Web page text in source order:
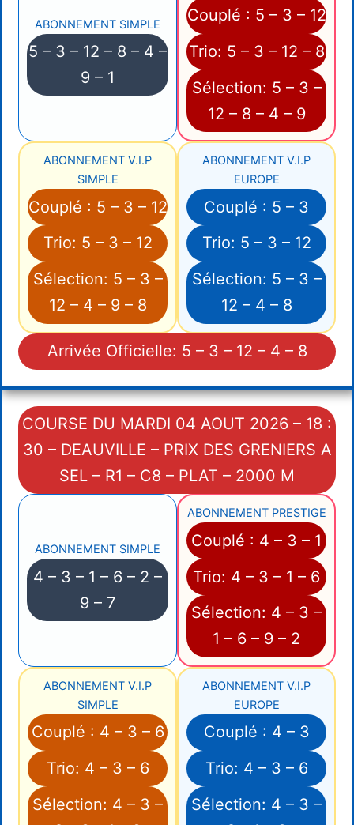
ABONNEMENT SIMPLE
5 – 3 – 12 – 8 – 4 –
9 – 1
Couplé : 5 – 3 – 12
Trio: 5 – 3 – 12 – 8
Sélection: 5 – 3 –
12 – 8 – 4 – 9
ABONNEMENT V.I.P
SIMPLE
Couplé : 5 – 3 – 12
Trio: 5 – 3 – 12
Sélection: 5 – 3 –
12 – 4 – 9 – 8
ABONNEMENT V.I.P
EUROPE
Couplé : 5 – 3
Trio: 5 – 3 – 12
Sélection: 5 – 3 –
12 – 4 – 8
Arrivée Officielle: 5 – 3 – 12 – 4 – 8
COURSE DU MARDI 04 AOUT 2026 – 18 :
30 – DEAUVILLE – PRIX DES GRENIERS A
SEL – R1 – C8 – PLAT – 2000 M
ABONNEMENT SIMPLE
4 – 3 – 1 – 6 – 2 –
9 – 7
ABONNEMENT PRESTIGE
Couplé : 4 – 3 – 1
Trio: 4 – 3 – 1 – 6
Sélection: 4 – 3 –
1 – 6 – 9 – 2
ABONNEMENT V.I.P
SIMPLE
Couplé : 4 – 3 – 6
Trio: 4 – 3 – 6
Sélection: 4 – 3 –
ABONNEMENT V.I.P
EUROPE
Couplé : 4 – 3
Trio: 4 – 3 – 6
Sélection: 4 – 3 –